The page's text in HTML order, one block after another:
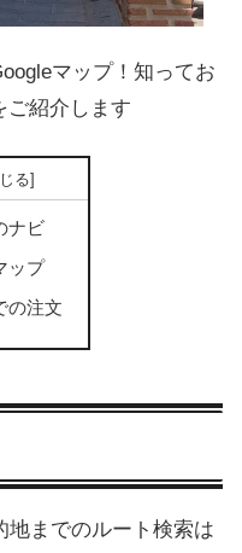
マップ！知ってお
ご紹介します
ナビ
ップ
の注文
地までのルート検索は